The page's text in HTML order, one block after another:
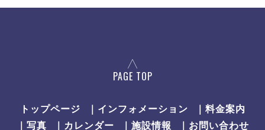
PAGE TOP
トップページ ｜インフォメーション
｜料金案内
｜写真
｜カレンダー ｜施設情報 ｜お問い合わせ